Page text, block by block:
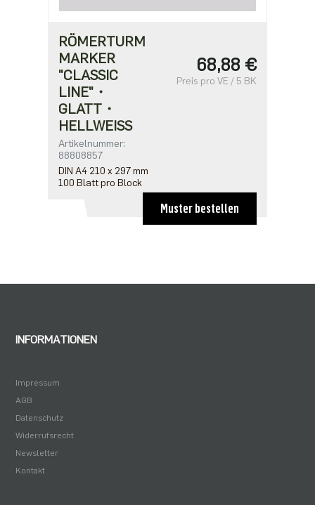
RÖMERTURM
MARKER
"CLASSIC
LINE"・
GLATT・
HELLWEISS
Artikelnummer:
88808857
DIN A4 210 x 297 mm
100 Blatt pro Block
68,88 €
Preis pro VE / 5 BK
Muster bestellen
INFORMATIONEN
Impressum
AGB
Datenschutz
Widerrufsrecht
Newsletter
Kontakt